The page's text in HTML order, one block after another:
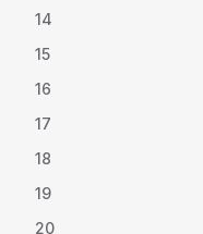
14
15
16
17
18
19
20